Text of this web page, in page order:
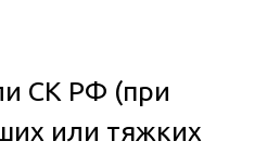
СК РФ (при
или тяжких